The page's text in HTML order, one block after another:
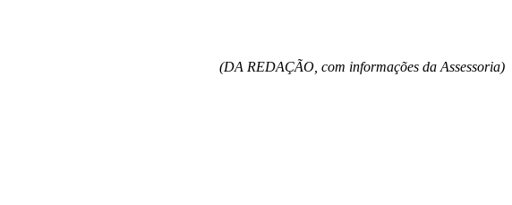
(DA REDAÇÃO, com informações da Assessoria)